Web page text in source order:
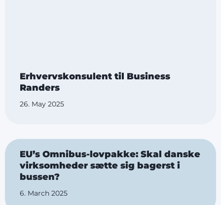
Erhvervskonsulent til Business
Randers
26. May 2025
EU’s Omnibus-lovpakke: Skal danske
virksomheder sætte sig bagerst i
bussen?
6. March 2025